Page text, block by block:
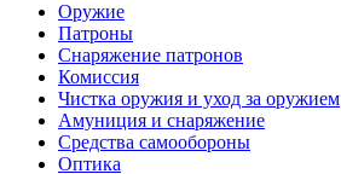
Оружие
Патроны
Снаряжение патронов
Комиссия
Чистка оружия и уход за оружием
Амуниция и снаряжение
Средства самообороны
Оптика